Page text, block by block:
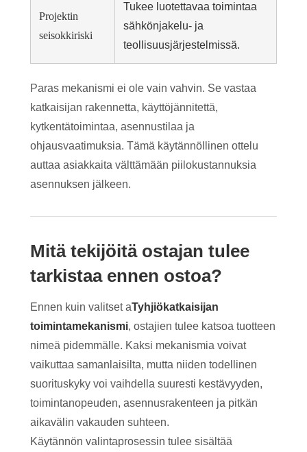
Projektin
seisokkiriski
Tukee luotettavaa toimintaa
sähkönjakelu- ja
teollisuusjärjestelmissä.
Paras mekanismi ei ole vain vahvin. Se vastaa
katkaisijan rakennetta, käyttöjännitettä,
kytkentätoimintaa, asennustilaa ja
ohjausvaatimuksia. Tämä käytännöllinen ottelu
auttaa asiakkaita välttämään piilokustannuksia
asennuksen jälkeen.
Mitä tekijöitä ostajan tulee
tarkistaa ennen ostoa?
Ennen kuin valitset aTyhjiökatkaisijan
toimintamekanismi, ostajien tulee katsoa tuotteen
nimeä pidemmälle. Kaksi mekanismia voivat
vaikuttaa samanlaisilta, mutta niiden todellinen
suorituskyky voi vaihdella suuresti kestävyyden,
toimintanopeuden, asennusrakenteen ja pitkän
aikavälin vakauden suhteen.
Käytännön valintaprosessin tulee sisältää